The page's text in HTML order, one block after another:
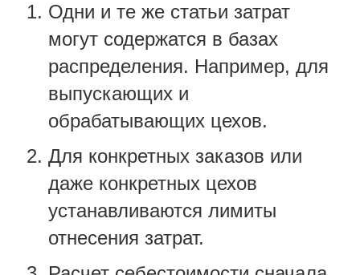
Одни и те же статьи затрат
могут содержатся в базах
распределения. Например, для
выпускающих и
обрабатывающих цехов.
Для конкретных заказов или
даже конкретных цехов
устанавливаются лимиты
отнесения затрат.